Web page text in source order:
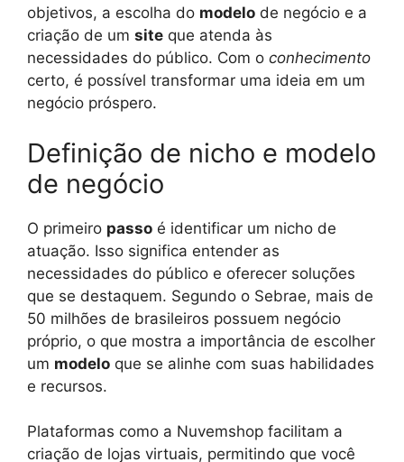
objetivos, a escolha do modelo de negócio e a
criação de um site que atenda às
necessidades do público. Com o conhecimento
certo, é possível transformar uma ideia em um
negócio próspero.
Definição de nicho e modelo
de negócio
O primeiro passo é identificar um nicho de
atuação. Isso significa entender as
necessidades do público e oferecer soluções
que se destaquem. Segundo o Sebrae, mais de
50 milhões de brasileiros possuem negócio
próprio, o que mostra a importância de escolher
um modelo que se alinhe com suas habilidades
e recursos.
Plataformas como a Nuvemshop facilitam a
criação de lojas virtuais, permitindo que você